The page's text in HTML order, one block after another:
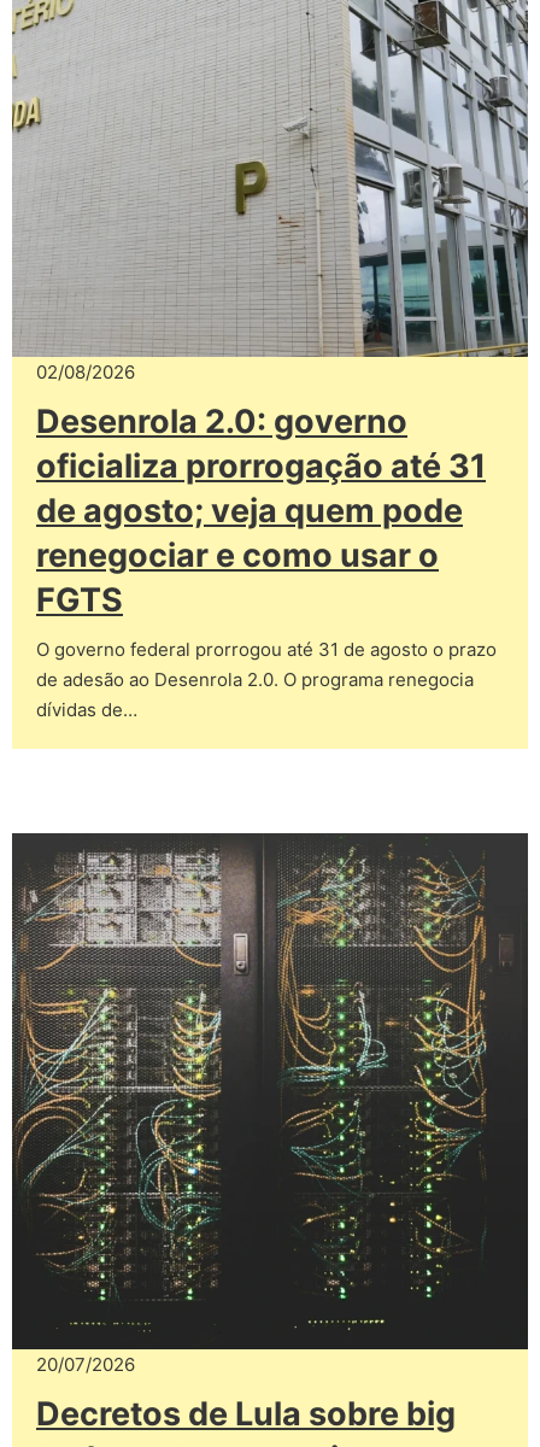
02/08/2026
Desenrola 2.0: governo
oficializa prorrogação até 31
de agosto; veja quem pode
renegociar e como usar o
FGTS
O governo federal prorrogou até 31 de agosto o prazo
de adesão ao Desenrola 2.0. O programa renegocia
dívidas de…
20/07/2026
Decretos de Lula sobre big